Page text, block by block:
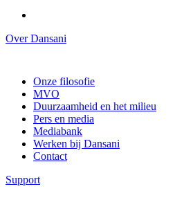
Over Dansani
Onze filosofie
MVO
Duurzaamheid en het milieu
Pers en media
Mediabank
Werken bij Dansani
Contact
Support